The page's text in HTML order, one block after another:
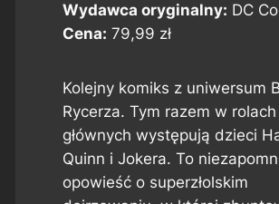
Wydawca oryginalny: DC
Cena: 79,99 zł
Kolejny komiks z uniwersum
Rycerza. Tym razem w rolach
głównych występują dzieci
Quinn i Jokera. To
opowieść o superzłolskim